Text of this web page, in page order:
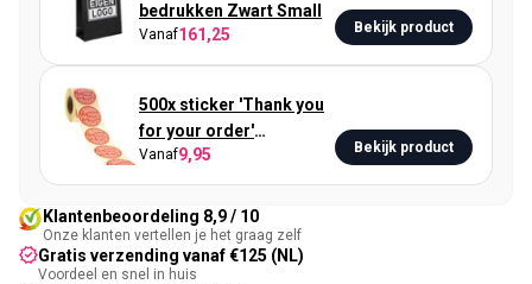
bedrukken Zwart Small
Vanaf161,25 Bekijk product
500x sticker 'Thank you
for your order'
Rood/Roze 50mm
Vanaf9,95 Bekijk product
Klantenbeoordeling 8,9 / 10
Onze klanten vertellen je het graag zelf
Gratis verzending vanaf €125 (NL)
Voordeel en snel in huis